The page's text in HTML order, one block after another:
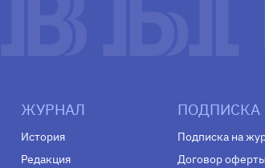
ЖУРНАЛ
История
Редакция
ПОДПИСКА
Подписка на
Договор оферты